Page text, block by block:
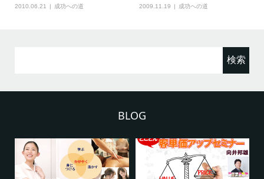
2010.06.21 成功への道 2009.11.19 成功への道
BLOG